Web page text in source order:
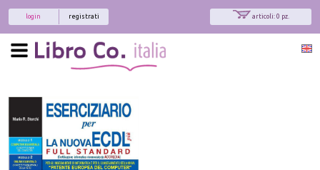
articoli: 0 pz.
registrati
login